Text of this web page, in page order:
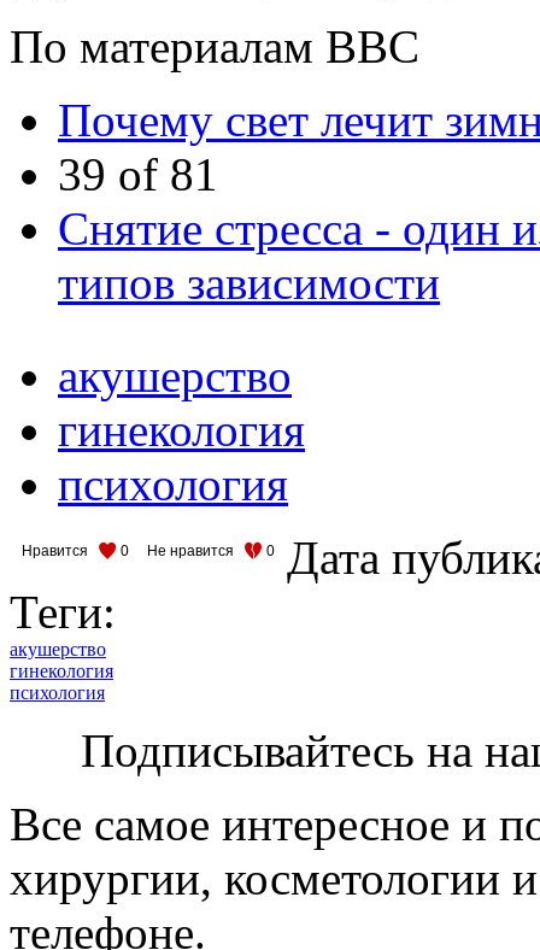
По материалам ВВС
Почему свет лечит
39 of 81
Снятие стресса - один
типов зависимости
акушерство
гинекология
психология
Нравится 0 Не нравится 0
Дата
Теги:
акушерство
гинекология
психология
Подписывайтесь на
Все самое интересное и
хирургии, косметологии
телефоне.